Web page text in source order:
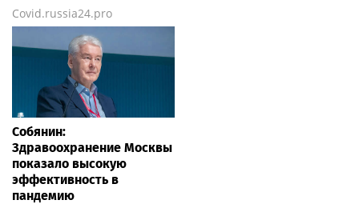
Covid.russia24.pro
Собянин:
Здравоохранение Москвы
показало высокую
эффективность в
пандемию